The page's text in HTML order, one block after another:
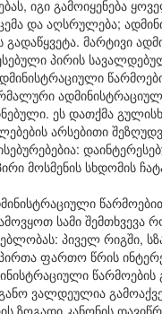
იგი გამოიყენება
და აღსრულება;
მარტივი
პირის
ეს დათქმა
არსებითი
მოსმენის სხდომის
სამი შემთხვევა
პიველ რიგში,
ფართო წრის
წარმოების
ვალდეულია
ზოგადი კანონის